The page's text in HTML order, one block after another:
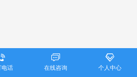
电话

在线咨询

个人中心